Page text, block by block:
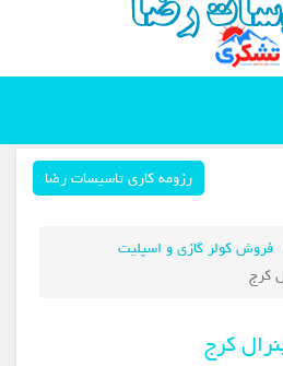
رزومه کاری تاسیسات رضا
فروش کولر گازی و اسپلیت
کرج
کرج